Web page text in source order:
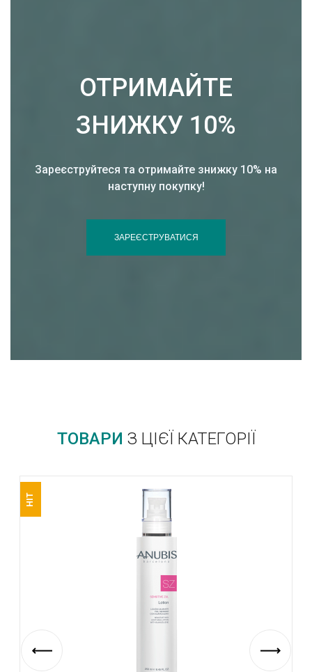
ОТРИМАЙТЕ
ЗНИЖКУ 10%
Зареєструйтеся та отримайте знижку 10% на
наступну покупку!
ЗАРЕЄСТРУВАТИСЯ
ТОВАРИ З ЦІЄЇ КАТЕГОРІЇ
HIT